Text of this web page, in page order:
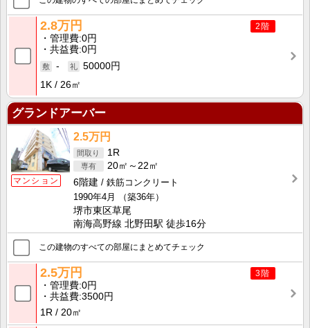
2階
2.8万円
管理費 0円
共益費 0円
-
50000円
1K
26㎡
グランドアーバー
マンション
2.5万円
1R
20㎡～22㎡
6階建
鉄筋コンクリート
1990年4月
（築36年）
堺市東区草尾
南海高野線 北野田駅 徒歩16分
この建物のすべての部屋にまとめてチェック
3階
2.5万円
管理費 0円
共益費 3500円
1R
20㎡